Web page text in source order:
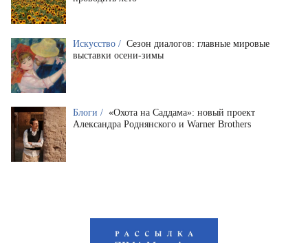
Искусство / Сезон диалогов: главные мировые
выставки осени-зимы
Блоги / «Охота на Саддама»: новый проект
Александра Роднянского и Warner Brothers